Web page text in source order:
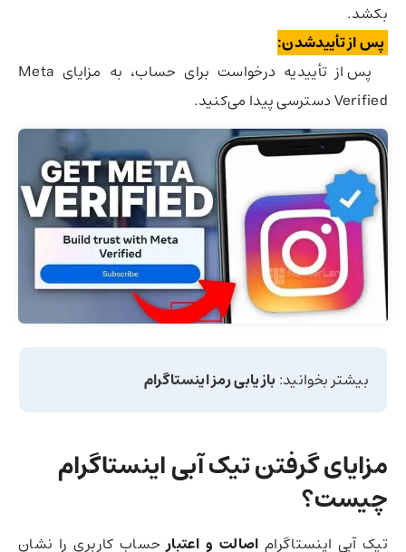
بکشد.
پس از تأییدشدن:
پس از تأییدیه درخواست برای حساب، به مزایای Meta
Verified دسترسی پیدا می‌کنید.
بیشتر بخوانید:بازیابی رمز اینستاگرام
مزایای گرفتن تیک آبی اینستاگرام
چیست؟
تیک آبی اینستاگراماصالت و اعتبارحساب کاربری را نشان